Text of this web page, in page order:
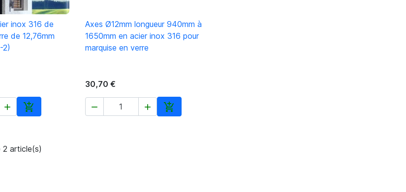
rapide
inox 316 de
de 12,76mm
2)
 
Ajouter au panier
 Aperçu rapide
Axes Ø12mm longueur 940mm à
1650mm en acier inox 316 pour
marquise en verre
30,70 €
  
Ajouter au panier
2 article(s)